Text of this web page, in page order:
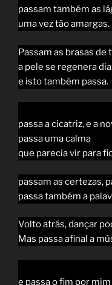
passam também as
uma vez tão amargas.
Passam as brasas de
a pele se regenera
e isto também passa.
passa a cicatriz, e a
passa uma calma
que parecia vir para
passam as certezas,
passa também a
Volto atrás, dançar
Mas passa afinal a
e passa o fim por mim